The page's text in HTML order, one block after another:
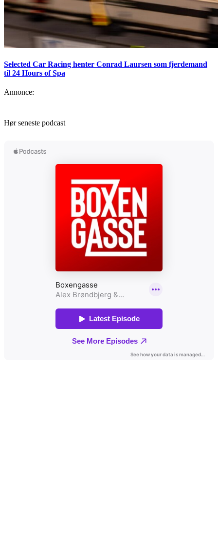
Selected Car Racing henter Conrad Laursen som fjerdemand
til 24 Hours of Spa
Annonce:
Hør seneste podcast